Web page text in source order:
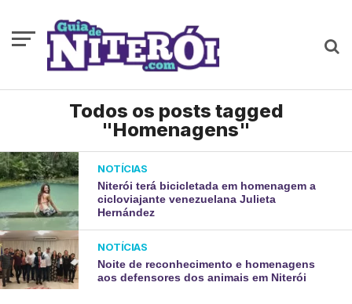
Todos os posts tagged
"Homenagens"
NOTÍCIAS
Niterói terá bicicletada em homenagem a
cicloviajante venezuelana Julieta
Hernández
NOTÍCIAS
Noite de reconhecimento e homenagens
aos defensores dos animais em Niterói